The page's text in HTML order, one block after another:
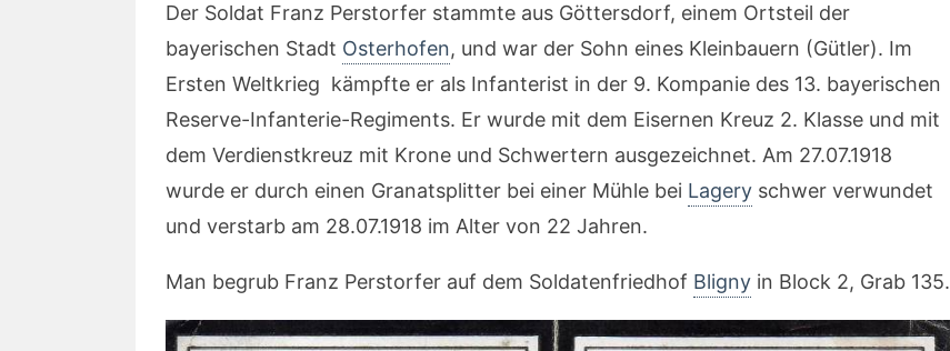
Der Soldat Franz Perstorfer stammte aus Göttersdorf, einem Ortsteil der
bayerischen Stadt Osterhofen, und war der Sohn eines Kleinbauern (Gütler). Im
Ersten Weltkrieg kämpfte er als Infanterist in der 9. Kompanie des 13. bayerischen
Reserve-Infanterie-Regiments. Er wurde mit dem Eisernen Kreuz 2. Klasse und mit
dem Verdienstkreuz mit Krone und Schwertern ausgezeichnet. Am 27.07.1918
wurde er durch einen Granatsplitter bei einer Mühle bei Lagery schwer verwundet
und verstarb am 28.07.1918 im Alter von 22 Jahren.
Man begrub Franz Perstorfer auf dem Soldatenfriedhof Bligny in Block 2, Grab 135.